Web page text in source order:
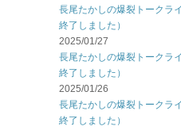
長尾たかしの爆裂トークラ
終了しました）
2025/01/27
長尾たかしの爆裂トークラ
終了しました）
2025/01/26
長尾たかしの爆裂トークラ
終了しました）